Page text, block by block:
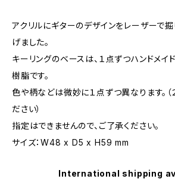
アクリルにギターのデザインをレーザーで
げました。
キーリングのベースは、１点ずつハンドメイ
樹脂です。
色や柄などは微妙に１点ずつ異なります。
ださい）
指定はできませんので、ご了承ください。
サイズ：W48 x D5 x H59 mm
International shipping